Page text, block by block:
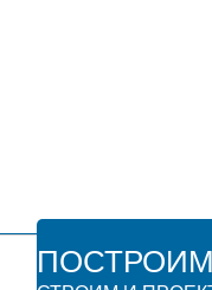
ПОСТРОИМ